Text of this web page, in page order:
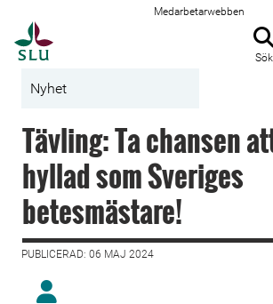
Medarbetarwebben
Sök
Nyhet
Tävling: Ta chansen
hyllad som Sveriges
betesmästare!
PUBLICERAD: 06 MAJ 2024